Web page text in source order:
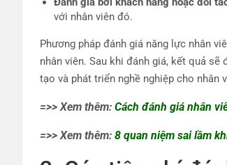
với nhân viên đó.
Phương pháp đánh giá năng lực nhân
nhân viên. Sau khi đánh giá, kết quả
tạo và phát triển nghề nghiệp cho nhân
=>> Xem thêm: Cách đánh giá nhân
=>> Xem thêm: 8 quan niệm sai lầm